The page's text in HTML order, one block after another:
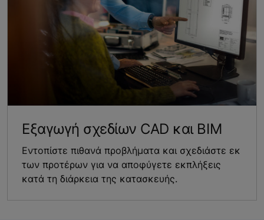
Εξαγωγή σχεδίων CAD και BIM
Εντοπίστε πιθανά προβλήματα και σχεδιάστε εκ
των προτέρων για να αποφύγετε εκπλήξεις
κατά τη διάρκεια της κατασκευής.